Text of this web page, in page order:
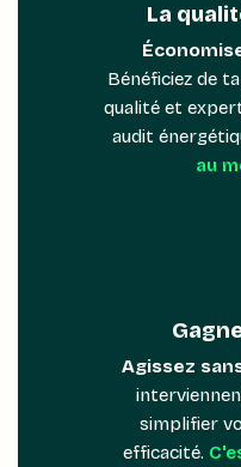
La
Bénéficiez de
qualité et
audit
au
Agissez
simplifier
efficacité.